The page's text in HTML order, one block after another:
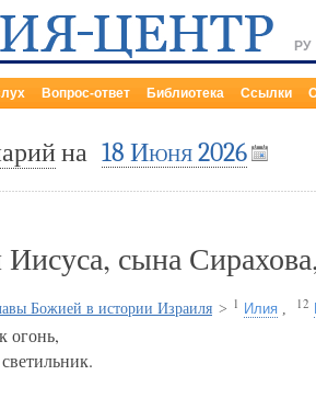
РУ
Вопрос-ответ Библиотека Ссылки
на 18 Июня 2026
сына
Божией в истории Израиля > 1 Илия , 12
огонь,